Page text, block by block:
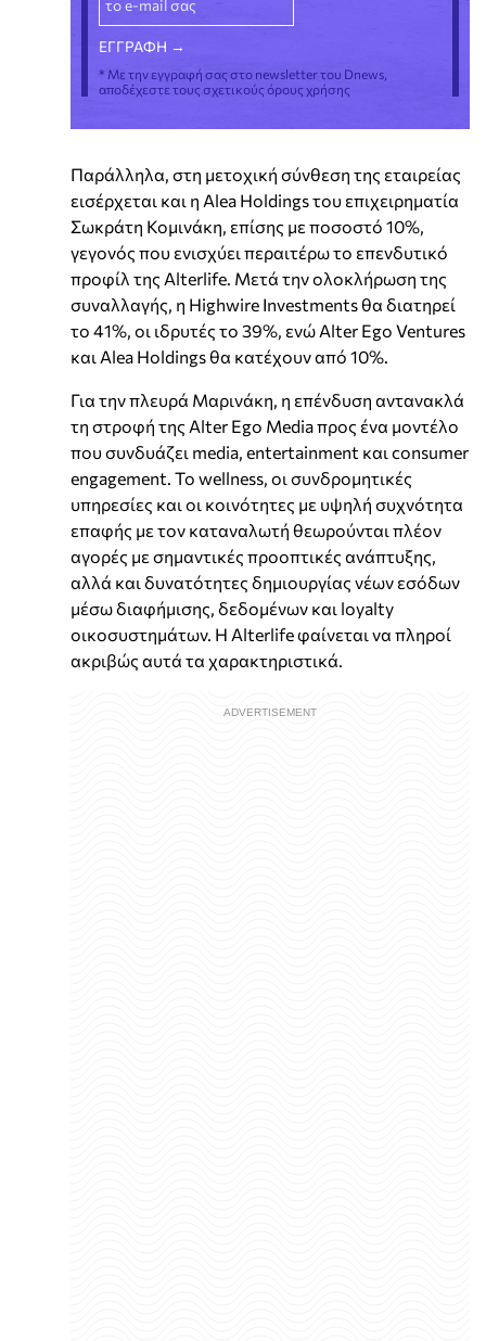
* Με την εγγραφή σας στο newsletter του Dnews,
αποδέχεστε τους σχετικούς όρους χρήσης
Παράλληλα, στη μετοχική σύνθεση της εταιρείας
εισέρχεται και η Alea Holdings του επιχειρηματία
Σωκράτη Κομινάκη, επίσης με ποσοστό 10%,
γεγονός που ενισχύει περαιτέρω το επενδυτικό
προφίλ της Alterlife. Μετά την ολοκλήρωση της
συναλλαγής, η Highwire Investments θα διατηρεί
το 41%, οι ιδρυτές το 39%, ενώ Alter Ego Ventures
και Alea Holdings θα κατέχουν από 10%.
Για την πλευρά Μαρινάκη, η επένδυση αντανακλά
τη στροφή της Alter Ego Media προς ένα μοντέλο
που συνδυάζει media, entertainment και consumer
engagement. Το wellness, οι συνδρομητικές
υπηρεσίες και οι κοινότητες με υψηλή συχνότητα
επαφής με τον καταναλωτή θεωρούνται πλέον
αγορές με σημαντικές προοπτικές ανάπτυξης,
αλλά και δυνατότητες δημιουργίας νέων εσόδων
μέσω διαφήμισης, δεδομένων και loyalty
οικοσυστημάτων. Η Alterlife φαίνεται να πληροί
ακριβώς αυτά τα χαρακτηριστικά.